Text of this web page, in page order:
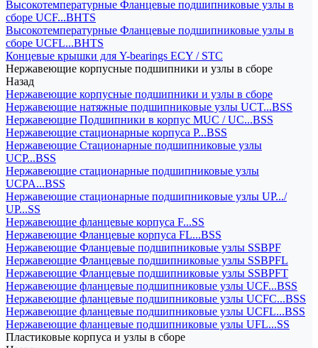
Высокотемпературные Фланцевые подшипниковые узлы в
сборе UCF...BHTS
Высокотемпературные Фланцевые подшипниковые узлы в
сборе UCFL...BHTS
Концевые крышки для Y-bearings ECY / STC
Нержавеющие корпусные подшипники и узлы в сборе
Назад
Нержавеющие корпусные подшипники и узлы в сборе
Нержавеющие натяжные подшипниковые узлы UCT...BSS
Нержавеющие Подшипники в корпус MUC / UC...BSS
Нержавеющие стационарные корпуса P...BSS
Нержавеющие Стационарные подшипниковые узлы
UCP...BSS
Нержавеющие стационарные подшипниковые узлы
UCPA...BSS
Нержавеющие стационарные подшипниковые узлы UP.../
UP...SS
Нержавеющие фланцевые корпуса F...SS
Нержавеющие Фланцевые корпуса FL...BSS
Нержавеющие Фланцевые подшипниковые узлы SSBPF
Нержавеющие Фланцевые подшипниковые узлы SSBPFL
Нержавеющие Фланцевые подшипниковые узлы SSBPFT
Нержавеющие фланцевые подшипниковые узлы UCF...BSS
Нержавеющие фланцевые подшипниковые узлы UCFC...BSS
Нержавеющие фланцевые подшипниковые узлы UCFL...BSS
Нержавеющие фланцевые подшипниковые узлы UFL...SS
Пластиковые корпуса и узлы в сборе